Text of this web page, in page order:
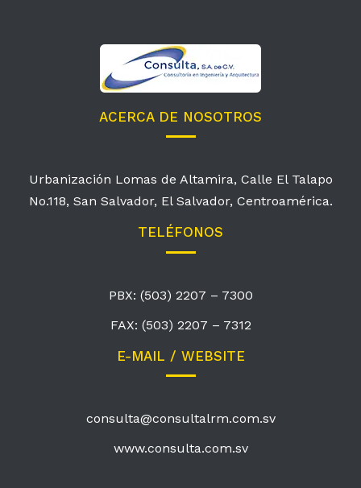
ACERCA DE NOSOTROS
Urbanización Lomas de Altamira, Calle El Talapo
No.118, San Salvador, El Salvador, Centroamérica.
TELÉFONOS
PBX: (503) 2207 – 7300
FAX: (503) 2207 – 7312
E-MAIL / WEBSITE
consulta@consultalrm.com.sv
www.consulta.com.sv